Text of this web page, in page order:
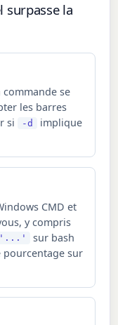
surpasse la
se
les barres
si
-d
implique
CMD et
y compris
'...'
sur bash
pourcentage sur